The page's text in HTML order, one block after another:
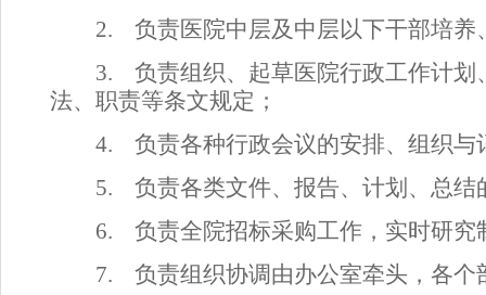
2.
负责医院中层及中层以下干部培
3.
负责组织、起草医院行政工作计
法、职责等条文规定；
4.
负责各种行政会议的安排、组织
5.
负责各类文件、报告、计划、总
6.
负责全院招标采购工作，实时研
7.
负责组织协调由办公室牵头，各